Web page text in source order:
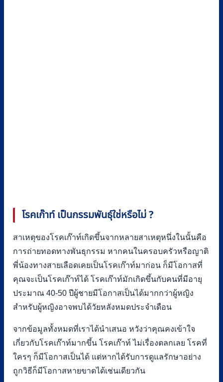
โรคเก๊าท์ เป็นกรรมพันธุ์ใช่หรือไม่?
สาเหตุของโรคเก๊าท์เกิดขึ้นจากหลายสาเหตุหนึ่งในนั้นคือ
การถ่ายทอดทางพันธุกรรม หากคนในครอบครัวหรือญาติ
พี่น้องทางสายเลือดเคยเป็นโรคเก๊าท์มาก่อน ก็มีโอกาสที่
คุณจะเป็นโรคเก๊าท์ได้ โรคเก๊าท์มักเกิดขึ้นกับคนที่มีอายุ
ประมาณ 40-50 ปีผู้ชายมีโอกาสเป็นได้มากกว่าผู้หญิง
สำหรับผู้หญิงอาจพบได้วัยหลังหมดประจำเดือน
จากข้อมูลทั้งหมดที่เราได้นำเสนอ หวังว่าคุณคงเข้าใจ
เกี่ยวกับโรคเก๊าท์มากขึ้น โรคเก๊าท์ ไม่เรื่องตลกเลย โรคที่
ใครๆ ก็มีโอกาสเป็นได้ แต่หากได้รับการดูแลรักษาอย่าง
ถูกวิธีก็มีโอกาสหายขาดได้เช่นเดียวกัน